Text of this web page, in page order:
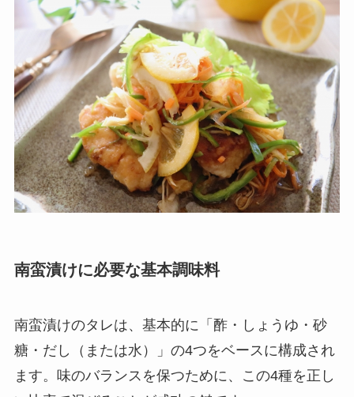
南蛮漬けに必要な基本調味料
南蛮漬けのタレは、基本的に「酢・しょうゆ・砂
糖・だし（または水）」の4つをベースに構成され
ます。味のバランスを保つために、この4種を正し